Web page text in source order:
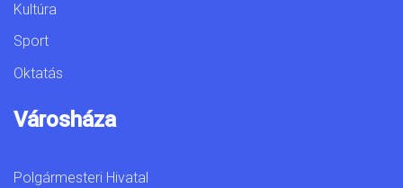
Kultúra
Sport
Oktatás
Városháza
Polgármesteri Hivatal